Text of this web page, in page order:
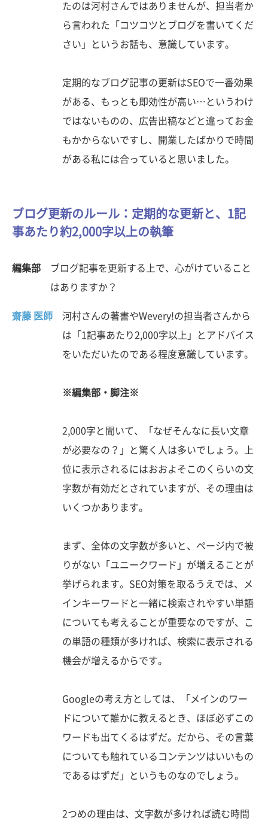
たのは河村さんではありませんが、担当者か
ら言われた「コツコツとブログを書いてくだ
さい」というお話も、意識しています。
定期的なブログ記事の更新はSEOで一番効果
がある、もっとも即効性が高い…というわけ
ではないものの、広告出稿などと違ってお金
もかからないですし、開業したばかりで時間
がある私には合っていると思いました。
ブログ更新のルール：定期的な更新と、1記
事あたり約2,000字以上の執筆
編集部
ブログ記事を更新する上で、心がけていること
はありますか？
齋藤 医師
河村さんの著書やWevery!の担当者さんから
は「1記事あたり2,000字以上」とアドバイス
をいただいたのである程度意識しています。
※編集部・脚注※
2,000字と聞いて、「なぜそんなに長い文章
が必要なの？」と驚く人は多いでしょう。上
位に表示されるにはおおよそこのくらいの文
字数が有効だとされていますが、その理由は
いくつかあります。
まず、全体の文字数が多いと、ページ内で被
りがない「ユニークワード」が増えることが
挙げられます。SEO対策を取るうえでは、メ
インキーワードと一緒に検索されやすい単語
についても考えることが重要なのですが、こ
の単語の種類が多ければ、検索に表示される
機会が増えるからです。
Googleの考え方としては、「メインのワー
ドについて誰かに教えるとき、ほぼ必ずこの
ワードも出てくるはずだ。だから、その言葉
についても触れているコンテンツはいいもの
であるはずだ」というものなのでしょう。
2つめの理由は、文字数が多ければ読む時間